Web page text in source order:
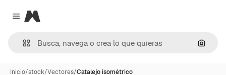
Close menu
Magnific
Inicio/stock/Vectores/Catalejo isométrico